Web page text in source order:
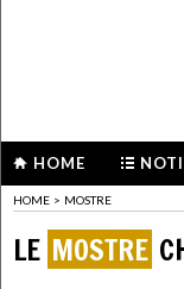
HOME
HOME > MOSTRE
LE MOSTRE